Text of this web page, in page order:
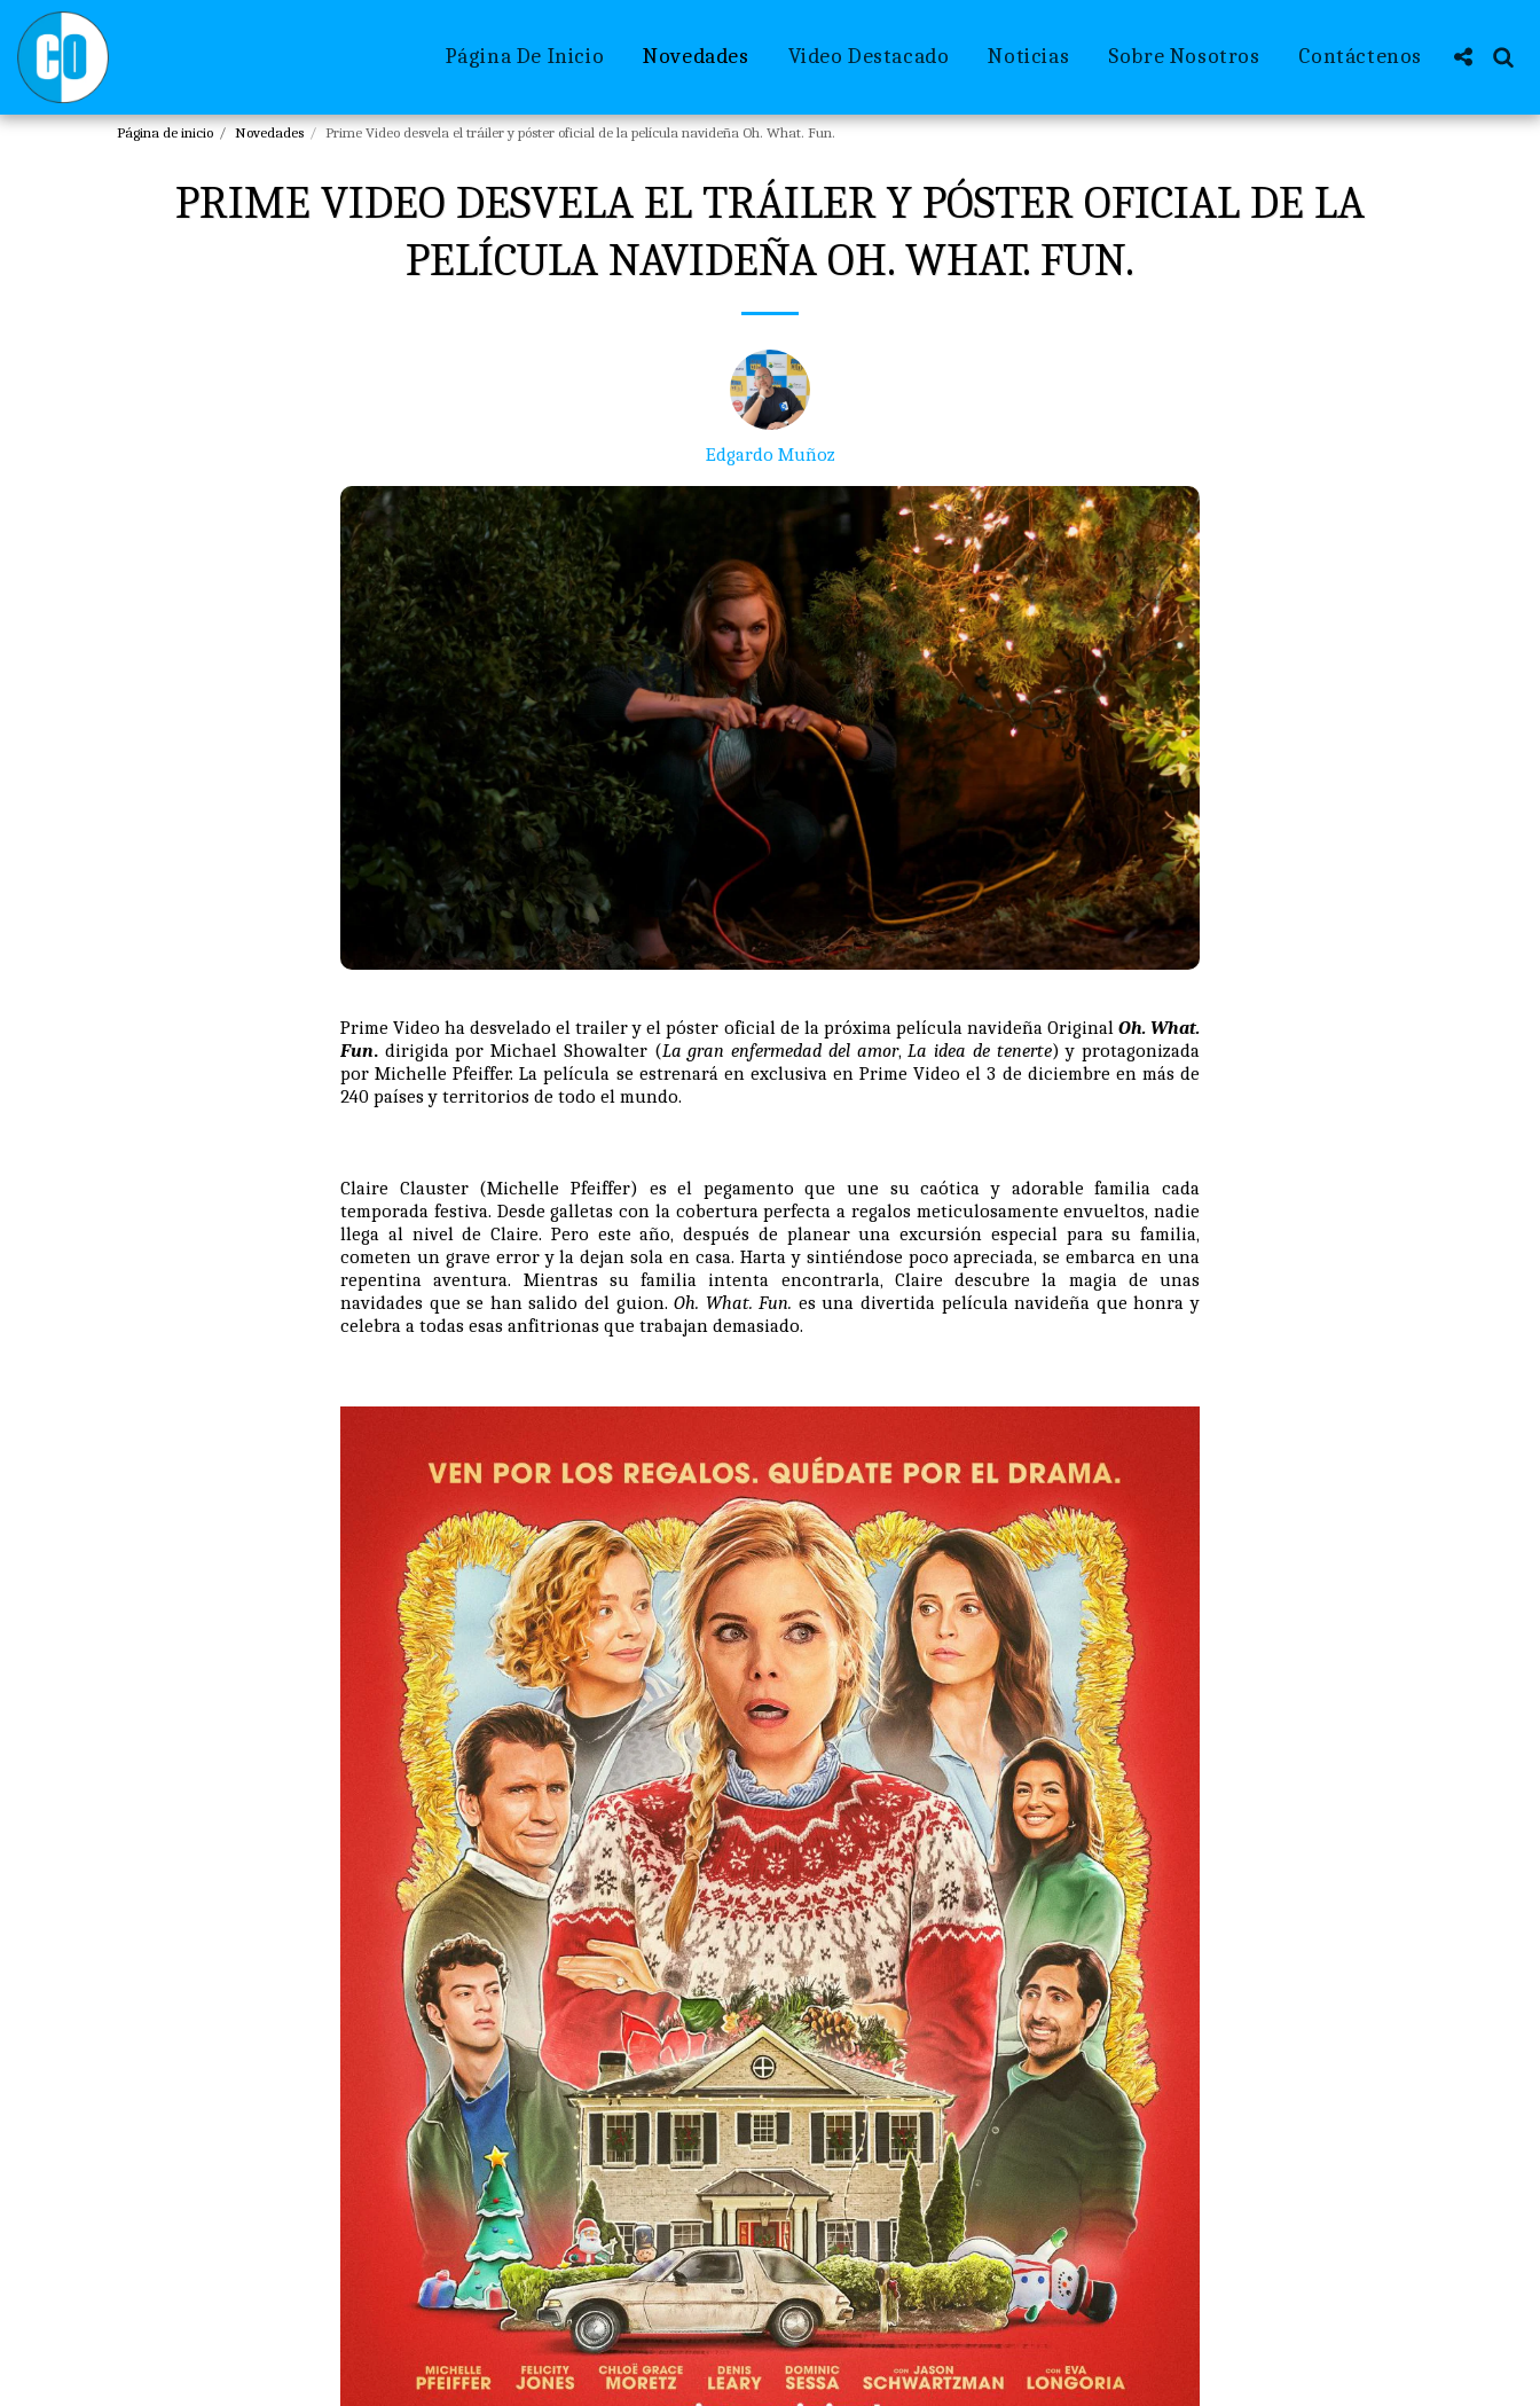
Página De Inicio Novedades Video Destacado Noticias Sobre Nosotros Contáctenos
Página de inicio Novedades Prime Video desvela el tráiler y póster oficial de la película navideña Oh. What. Fun.
PRIME VIDEO DESVELA EL TRÁILER Y PÓSTER OFICIAL DE LA
PELÍCULA NAVIDEÑA OH. WHAT. FUN.
Edgardo Muñoz
Prime Video ha desvelado el trailer y el póster oficial de la próxima película navideña Original Oh. What.
Fun. dirigida porMichael Showalter(La gran enfermedad del amor,La idea de tenerte) y protagonizada
porMichelle Pfeiffer. La película se estrenará en exclusiva en Prime Video el 3 de diciembre en más de
240 países y territorios de todo el mundo.
Claire Clauster (Michelle Pfeiffer) es el pegamento que une su caótica y adorable familia cada
temporada festiva. Desde galletas con la cobertura perfecta a regalos meticulosamente envueltos, nadie
llega al nivel de Claire. Pero este año, después de planear una excursión especial para su familia,
cometen un grave error y la dejan sola en casa. Harta y sintiéndose poco apreciada, se embarca en una
repentina aventura. Mientras su familia intenta encontrarla, Claire descubre la magia de unas
navidades que se han salido del guion.Oh. What. Fun. es una divertida película navideña que honra y
celebra a todas esas anfitrionas que trabajan demasiado.